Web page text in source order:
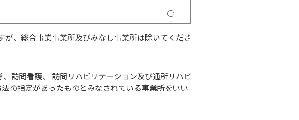
○
、総合事業事業所及びみなし事業所は除いてくださ
訪問看護、 訪問リハビリテーション及び通所リハビ
の指定があったものとみなされている事業所をいい